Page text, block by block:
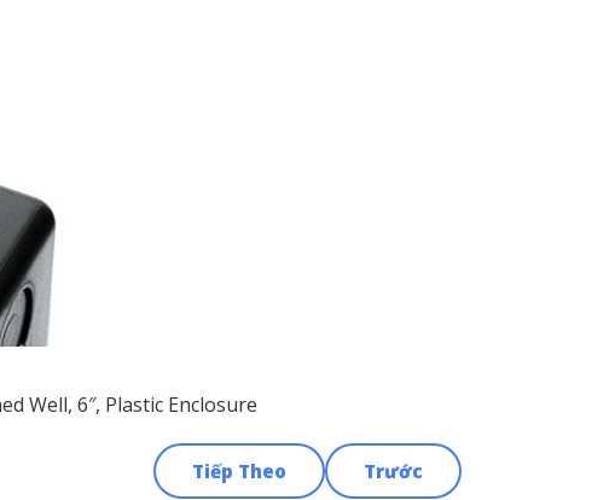
Well, 6″, Plastic Enclosure
Trước
Tiếp Theo